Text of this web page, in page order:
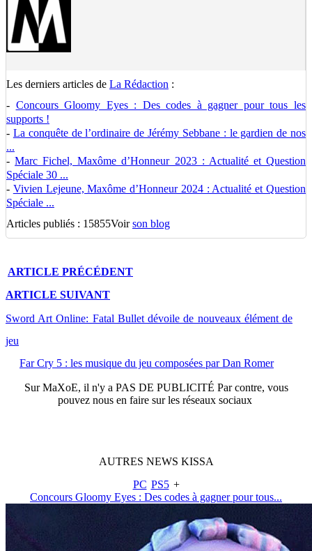
Les derniers articles de La Rédaction :
- Concours Gloomy Eyes : Des codes à gagner pour tous les
supports !
- La conquête de l’ordinaire de Jérémy Sebbane : le gardien de nos
...
-Marc Fichel, Maxôme d’Honneur 2023 : Actualité et Question
Spéciale 30 ...
- Vivien Lejeune, Maxôme d’Honneur 2024 : Actualité et Question
Spéciale ...
Articles publiés : 15855Voirson blog
ARTICLE PRÉCÉDENT
ARTICLE SUIVANT
Sword Art Online: Fatal Bullet dévoile de nouveaux élément de
jeu
Far Cry 5 : les musique du jeu composées par Dan Romer
SurMaXoE, il n'y a PAS DE PUBLICITÉ Par contre, vous
pouvez nous en faire sur les réseaux sociaux
AUTRES NEWS KISSA
PC PS5 +
Concours Gloomy Eyes : Des codes à gagner pour tous...